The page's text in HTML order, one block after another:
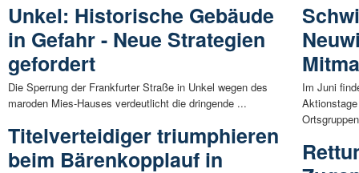
Unkel: Historische Gebäude
in Gefahr - Neue Strategien
gefordert
Die Sperrung der Frankfurter Straße in Unkel wegen des
maroden Mies-Hauses verdeutlicht die dringende ...
Titelverteidiger triumphieren
beim Bärenkopplauf in
Im Juni